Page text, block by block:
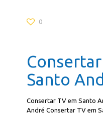
0
Santo
Consertar TV em Santo
André Consertar TV em